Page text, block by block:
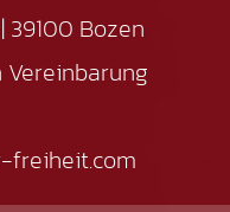
39100 Bozen
freiheit.com